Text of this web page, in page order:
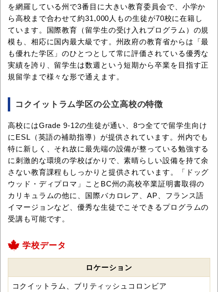
を網羅している州で3番目に大きい教育委員会で、小学か
ら高校まで合わせて約31,000人もの生徒が70校に在籍し
ています。国際教育（留学生の受け入れプログラム）の規
模も、相応に国内最大級です。州政府の教育省からは「最
も優れた学区」のひとつとして常に評価されている優秀な
実績を誇り、留学生は数週という短期から卒業を目指す正
規留学まで様々な形で通えます。
コクイットラム学区の公立高校の特徴
高校にはGrade 9-12の生徒が通い、8つ全てで留学生向け
にESL（英語の補助指導）が提供されています。州内でも
特に新しく、それ故に最先端の設備が整っている勉強する
に刺激的な環境の学校ばかりで、素晴らしい設備を持て余
さない教育課程もしっかりと提供されています。「ドッグ
ウッド・ディプロマ」ことBC州の高校卒業証明書取得の
カリキュラムの他に、国際バカロレア、AP、フランス語
イマージョンなど、優秀な生徒でこそできるプログラムの
受講も可能です。
学校データ
ロケーション
コクイットラム、ブリティッシュコロンビア